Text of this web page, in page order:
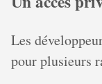
Les
pour plusieurs